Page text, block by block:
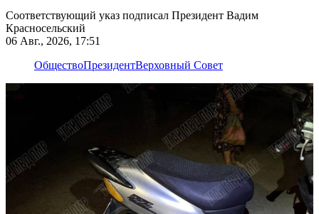
Соответствующий указ подписал Президент Вадим
Красносельский
06 Авг., 2026, 17:51
ОбществоПрезидентВерховный Совет